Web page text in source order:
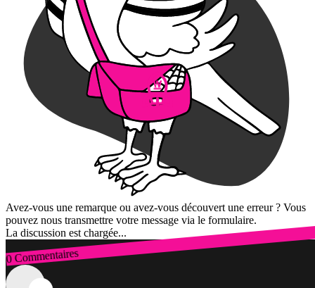
Avez-vous une remarque ou avez-vous découvert une erreur ? Vous
pouvez nous transmettre votre message via le formulaire.
La discussion est chargée...
0 Commentaires
Connexion